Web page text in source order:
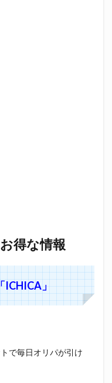
得な情報
ICHICA」
で毎日オリパが引け